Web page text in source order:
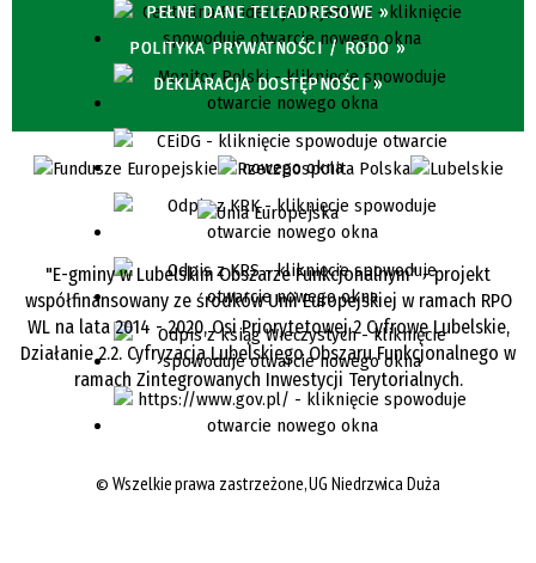
PEŁNE DANE TELEADRESOWE »
POLITYKA PRYWATNOŚCI / RODO »
DEKLARACJA DOSTĘPNOŚCI »
"E-gminy w Lubelskim Obszarze Funkcjonalnym" - projekt
współfinansowany ze środków Unii Europejskiej w ramach RPO
WL na lata 2014 - 2020, Osi Priorytetowej 2 Cyfrowe Lubelskie,
Działanie 2.2. Cyfryzacja Lubelskiego Obszaru Funkcjonalnego w
ramach Zintegrowanych Inwestycji Terytorialnych.
©Wszelkie prawa zastrzeżone, UG Niedrzwica Duża